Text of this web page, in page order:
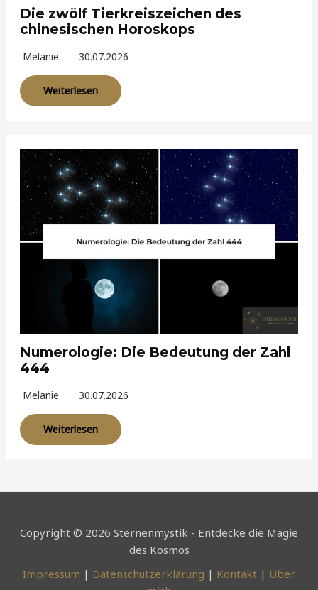
Die zwölf Tierkreiszeichen des
chinesischen Horoskops
Melanie 30.07.2026
Weiterlesen
Numerologie: Die Bedeutung der Zahl
444
Melanie 30.07.2026
Weiterlesen
Copyright © 2026 Sternenmystik - Entdecke die Magie
des Kosmos
Impressum | Datenschutzerklärung | Kontakt | Über